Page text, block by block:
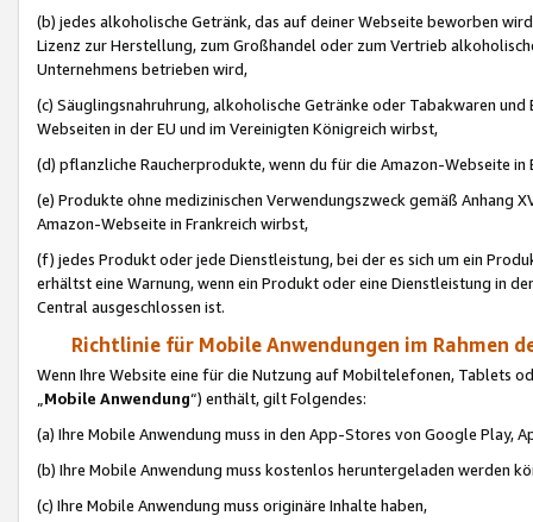
(b) jedes alkoholische Getränk, das auf deiner Webseite beworben
Lizenz zur Herstellung, zum Großhandel oder zum Vertrieb
Unternehmens betrieben wird,
(c) Säuglingsnahruhrung, alkoholische Getränke oder Tabakwaren
Webseiten in der EU und im Vereinigten Königreich wirbst,
(d) pflanzliche Raucherprodukte, wenn du für die Amazon-Webseite in
(e) Produkte ohne medizinischen Verwendungszweck gemäß Anhang
Amazon-Webseite in Frankreich wirbst,
(f) jedes Produkt oder jede Dienstleistung, bei der es sich um ein
erhältst eine Warnung, wenn ein Produkt oder eine Dienstleistung in
Central ausgeschlossen ist.
Richtlinie für Mobile Anwendungen im Rahmen
Wenn Ihre Website eine für die Nutzung auf Mobiltelefonen, Tablets
„Mobile Anwendung“) enthält, gilt Folgendes:
(a) Ihre Mobile Anwendung muss in den App-Stores von Google Play,
(b) Ihre Mobile Anwendung muss kostenlos heruntergeladen werden
(c) Ihre Mobile Anwendung muss originäre Inhalte haben,